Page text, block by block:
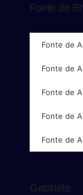
Fonte de
Fonte de
Fonte de
Fonte de
Fonte de
Fonte de
Gabinete